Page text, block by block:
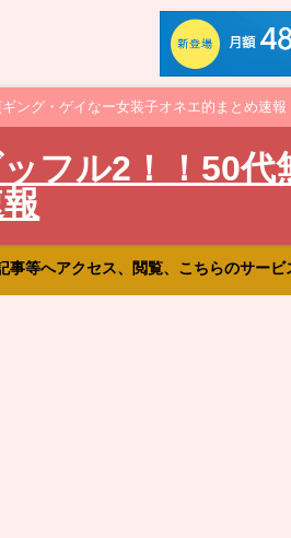
ング・ゲイなー女装子オネエ的まとめ速
フル2！！50
事等へアクセス、閲覧、こちらのサー